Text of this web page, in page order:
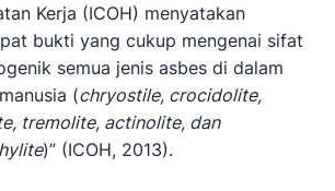
Kerja (ICOH) menyatakan
bukti yang cukup mengenai sifat
semua jenis asbes di dalam
(chryostile, crocidolite,
tremolite, actinolite, dan
)” (ICOH, 2013).